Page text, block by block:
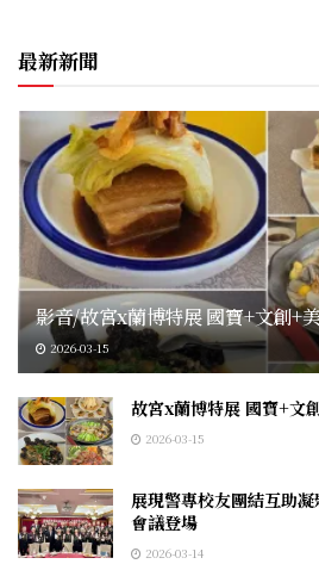
最新新聞
影音/故宮x蘭博特展 國寶+文創+
2026-03-15
故宮x蘭博特展 國寶+文
2026-03-15
展現警專校友團結互助
會議登場
2026-03-14